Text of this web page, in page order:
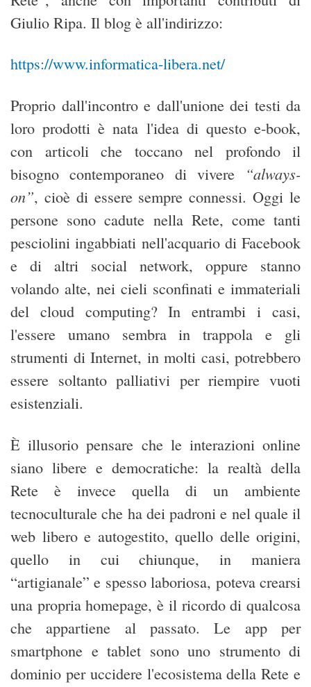
Giulio Ripa. Il blog è all'indirizzo:
https://www.informatica-libera.net/
Proprio dall'incontro e dall'unione dei testi da
loro prodotti è nata l'idea di questo e-book,
con articoli che toccano nel profondo il
bisogno contemporaneo di vivere
“always-
on”, cioè di essere sempre connessi. Oggi le
persone sono cadute nella Rete, come tanti
pesciolini ingabbiati nell'acquario di Facebook
e di altri social network, oppure stanno
volando alte, nei cieli sconfinati e immateriali
del cloud computing? In entrambi i casi,
l'essere umano sembra in trappola e gli
strumenti di Internet, in molti casi, potrebbero
essere soltanto palliativi per riempire vuoti
esistenziali.
È illusorio pensare che le interazioni online
siano libere e democratiche: la realtà della
Rete è invece quella di un ambiente
tecnoculturale che ha dei padroni e nel quale il
web libero e autogestito, quello delle origini,
quello in cui chiunque, in maniera
“artigianale” e spesso laboriosa, poteva crearsi
una propria homepage, è il ricordo di qualcosa
che appartiene al passato. Le app per
smartphone e tablet sono uno strumento di
dominio per uccidere l'ecosistema della Rete e